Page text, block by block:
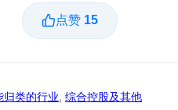
点赞 15
归类的行业, 综合控股及其他